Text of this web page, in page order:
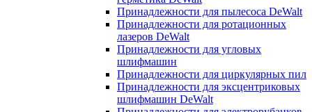
Принадлежности для пылесоса DeWalt
Принадлежности для ротационных
лазеров DeWalt
Принадлежности для угловых
шлифмашин
Принадлежности для циркулярных пил
Принадлежности для эксцентриковых
шлифмашин DeWalt